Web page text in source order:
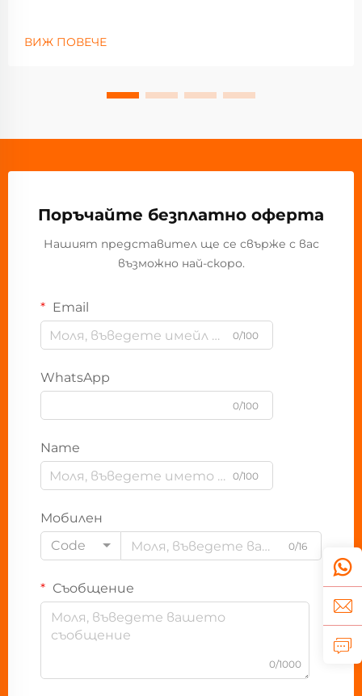
ВИЖ ПОВЕЧЕ
Поръчайте безплатно оферта
Нашият представител ще се свърже с вас
възможно най-скоро.
Email
0/100
WhatsApp
0/100
Name
0/100
Мобилен
Code
0/16
Съобщение
0/1000